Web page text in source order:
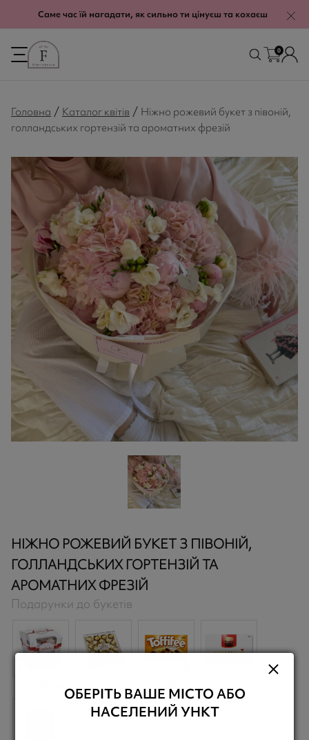
Саме час їй нагадати, як сильно ти цінуєш та кохаєш
0
Головна / Каталог квітів / Ніжно рожевий букет з півоній,
голландських гортензій та ароматних фрезій
НІЖНО РОЖЕВИЙ БУКЕТ З ПІВОНІЙ,
ГОЛЛАНДСЬКИХ ГОРТЕНЗІЙ ТА
АРОМАТНИХ ФРЕЗІЙ
Подарунки до букетів
ОБЕРІТЬ ВАШЕ МІСТО АБО
НАСЕЛЕНИЙ УНКТ